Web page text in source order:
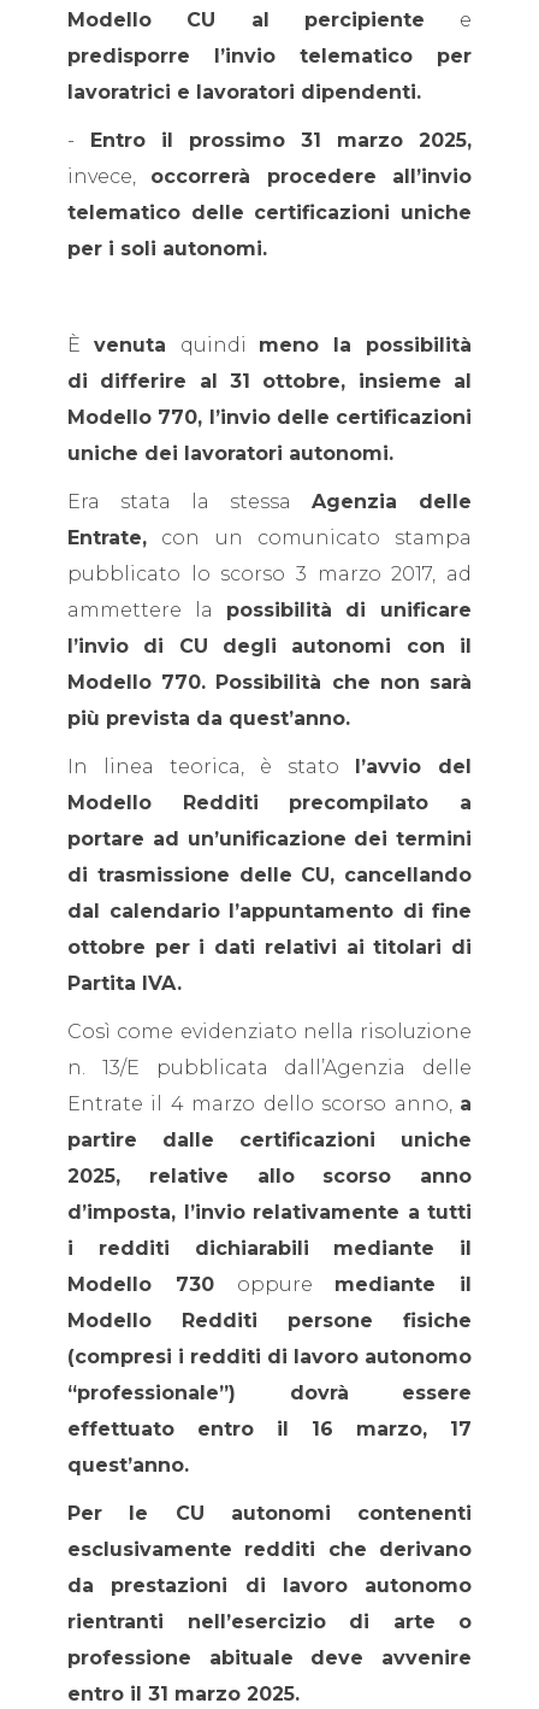
Modello CU al percipiente e
predisporre l’invio telematico per
lavoratrici e lavoratori dipendenti.
- Entro il prossimo 31 marzo 2025,
invece, occorrerà procedere all’invio
telematico delle certificazioni uniche
per i soli autonomi.
È venuta quindi meno la possibilità
di differire al 31 ottobre, insieme al
Modello 770, l’invio delle certificazioni
uniche dei lavoratori autonomi.
Era stata la stessa Agenzia delle
Entrate, con un comunicato stampa
pubblicato lo scorso 3 marzo 2017, ad
ammettere la possibilità di unificare
l’invio di CU degli autonomi con il
Modello 770. Possibilità che non sarà
più prevista da quest’anno.
In linea teorica, è stato l’avvio del
Modello Redditi precompilato a
portare ad un’unificazione dei termini
di trasmissione delle CU, cancellando
dal calendario l’appuntamento di fine
ottobre per i dati relativi ai titolari di
Partita IVA.
Così come evidenziato nella risoluzione
n. 13/E pubblicata dall’Agenzia delle
Entrate il 4 marzo dello scorso anno, a
partire dalle certificazioni uniche
2025, relative allo scorso anno
d’imposta, l’invio relativamente a tutti
i redditi dichiarabili mediante il
Modello 730oppure mediante il
Modello Redditi persone fisiche
(compresi i redditi di lavoro autonomo
“professionale”) dovrà essere
effettuato entro il 16 marzo, 17
quest’anno.
Per le CU autonomi contenenti
esclusivamente redditi che derivano
da prestazioni di lavoro autonomo
rientranti nell’esercizio di arte o
professione abituale deve avvenire
entro il 31 marzo 2025.